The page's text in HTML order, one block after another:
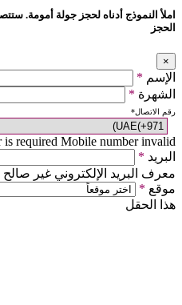
املأ النموذج أدناه لحجز جولة أمومة.
الحجز
×
الإسم *
الشهرة *
رقم الاتصال*
required Mobile number invalid
البريد *
معرف البريد الإلكتروني غير صالح
موقع *
هذا الحقل